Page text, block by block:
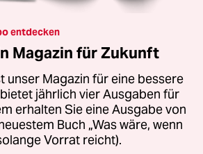
entdecken
Magazin für Zukunft
unser Magazin für eine bessere
jährlich vier Ausgaben für
erhalten Sie eine Ausgabe von
Buch „Was wäre, wenn
Vorrat reicht).